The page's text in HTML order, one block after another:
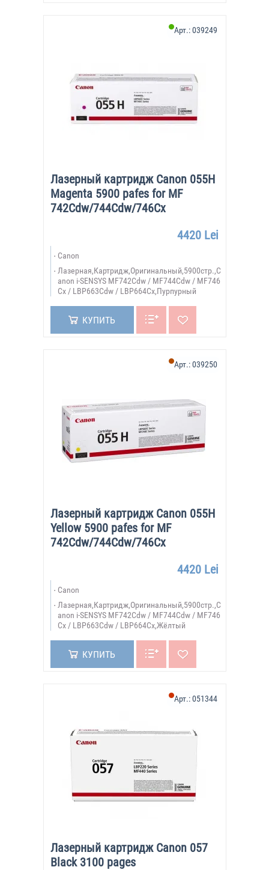
Лазерный картридж Canon 055H
Magenta 5900 pafes for MF
742Cdw/744Cdw/746Cx
Арт.:039249
4420 Lei
Canon
Лазерная,Картридж,Оригинальный,5900стр.,C
anon i-SENSYS MF742Cdw / MF744Cdw / MF746
Cx / LBP663Cdw / LBP664Cx,Пурпурный
КУПИТЬ
Лазерный картридж Canon 055H
Yellow 5900 pafes for MF
742Cdw/744Cdw/746Cx
Арт.:039250
4420 Lei
Canon
Лазерная,Картридж,Оригинальный,5900стр.,C
anon i-SENSYS MF742Cdw / MF744Cdw / MF746
Cx / LBP663Cdw / LBP664Cx,Жёлтый
КУПИТЬ
Лазерный картридж Canon 057
Black 3100 pages
Арт.:051344